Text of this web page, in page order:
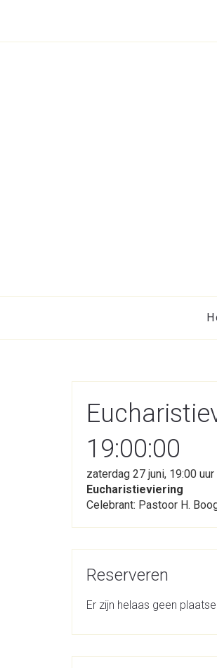
19:00:00
zaterdag 27 juni, 19:00 uur
Eucharistieviering
Celebrant: Pastoor H.
Reserveren
Er zijn helaas geen